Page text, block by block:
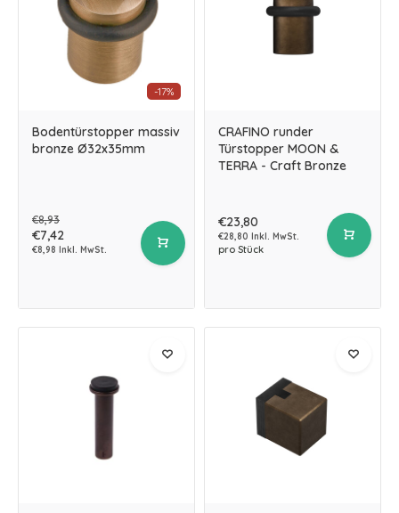
-17%
Bodentürstopper massiv
bronze Ø32x35mm
€8,93
€7,42
€8,98 Inkl. MwSt.
CRAFINO runder
Türstopper MOON &
TERRA - Craft Bronze
€23,80
€28,80 Inkl. MwSt.
pro Stück